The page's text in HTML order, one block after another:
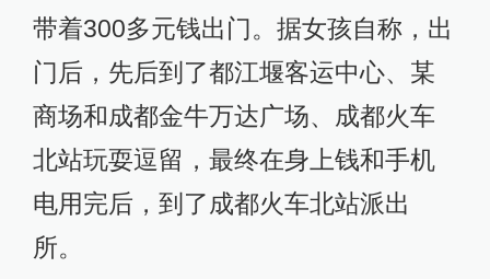
带着300多元钱出门。据女孩自称，出
门后，先后到了都江堰客运中心、某
商场和成都金牛万达广场、成都火车
北站玩耍逗留，最终在身上钱和手机
电用完后，到了成都火车北站派出
所。